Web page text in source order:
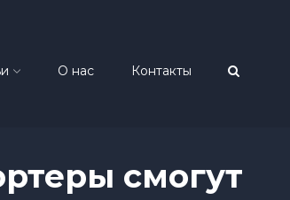
О нас Контакты
смогут